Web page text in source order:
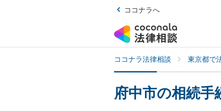
ココナラへ
ココナラ法律相談 東京都で
府中市の相続手